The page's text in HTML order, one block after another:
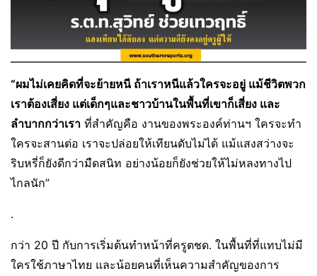
“ผมไม่เคยคิดที่จะย้ายหนี ถ้าเราหนีแล้วใครจะอยู่ แม้ชีวิตพวก
เราต้องเสี่ยง แต่เด็กๆและชาวบ้านในพื้นที่เขาก็เสี่ยง และ
ลำบากกว่าเรา ที่สำคัญคือ งานของพระองค์ท่านฯ ใครจะทำ
ใครจะสานต่อ เราจะปล่อยให้เทียนดับไม่ได้ แม้แสงสว่างจะ
ริบหรี่ก็ยังดีกว่ามืดสนิท อย่างน้อยก็ยังช่วยให้ไม่หลงทางไป
ไกลนัก”
.
กว่า 20 ปี กับการเริ่มต้นทำหน้าที่ครูตชด. ในพื้นที่ที่แทบไม่มี
ใครใช้ภาษาไทย และน้อยคนที่เห็นความสำคัญของการ